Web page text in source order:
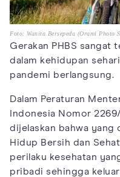
Foto: Wanita Bersepeda (Orami Photo
Gerakan PHBS sangat
dalam kehidupan
pandemi berlangsung.
Dalam Peraturan
Indonesia Nomor
dijelaskan bahwa yang
Hidup Bersih dan
perilaku kesehatan
pribadi sehingga